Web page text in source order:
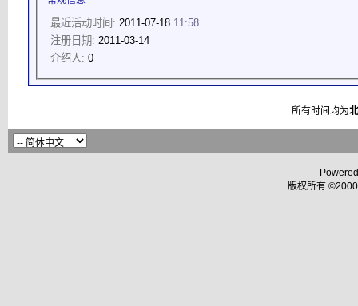
最近活动时间: 2011-07-18 11:58
注册日期: 2011-03-14
介绍人: 0
所有时间均为
版权所有